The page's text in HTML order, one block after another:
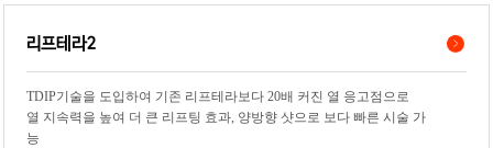
리프테라2
TDIP기술을 도입하여 기존 리프테라보다 20배 커진 열 응고점으로
열 지속력을 높여 더 큰 리프팅 효과, 양방향 샷으로 보다 빠른 시술 가
능